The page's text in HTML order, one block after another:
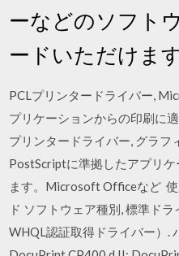
ーなどのソフト
ードいただけます
PCLプリンタードライバー,
プリケーションからの印刷に
プリンタードライバー, グラフ
PostScriptに準拠したアプリ
ます。Microsoft Officeなど
ド ソフトウェア種別, 標準ド
WHQL認証取得ドライバー）.